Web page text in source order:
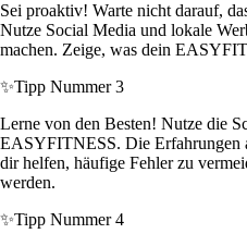
Sei proaktiv! Warte nicht darauf,
Nutze Social Media und lokale
machen. Zeige, was dein
✨Tipp Nummer 3
Lerne von den Besten! Nutze die
EASYFITNESS. Die Erfahrungen
dir helfen, häufige Fehler zu
werden.
✨Tipp Nummer 4